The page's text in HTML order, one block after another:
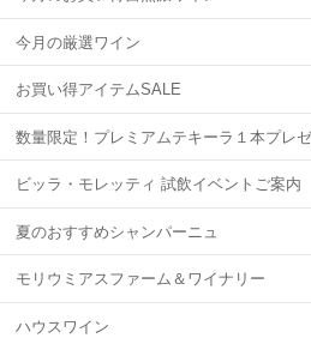
今月の厳選ワイン
お買い得アイテムSALE
数量限定！プレミアムテキーラ１本プレ
ビッラ・モレッティ 試飲イベントご案内
夏のおすすめシャンパーニュ
モリウミアスファーム＆ワイナリー
ハウスワイン